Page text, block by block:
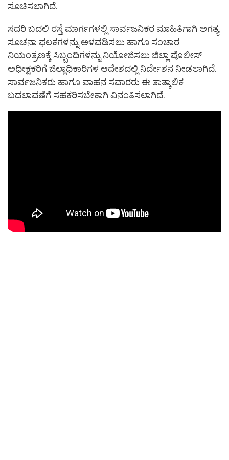
ಸೂಚಿಸಲಾಗಿದೆ.
ಸದರಿ ಬದಲಿ ರಸ್ತೆ ಮಾರ್ಗಗಳಲ್ಲಿ ಸಾರ್ವಜನಿಕರ ಮಾಹಿತಿಗಾಗಿ ಅಗತ್ಯ
ಸೂಚನಾ ಫಲಕಗಳನ್ನು ಅಳವಡಿಸಲು ಹಾಗೂ ಸಂಚಾರ
ನಿಯಂತ್ರಣಕ್ಕೆ ಸಿಬ್ಬಂದಿಗಳನ್ನು ನಿಯೋಜಿಸಲು ಜಿಲ್ಲಾ ಪೊಲೀಸ್‌
ಅಧೀಕ್ಷಕರಿಗೆ ಜಿಲ್ಲಾಧಿಕಾರಿಗಳ ಆದೇಶದಲ್ಲಿ ನಿರ್ದೇಶನ ನೀಡಲಾಗಿದೆ.
ಸಾರ್ವಜನಿಕರು ಹಾಗೂ ವಾಹನ ಸವಾರರು ಈ ತಾತ್ಕಾಲಿಕ
ಬದಲಾವಣೆಗೆ ಸಹಕರಿಸಬೇಕಾಗಿ ವಿನಂತಿಸಲಾಗಿದೆ.